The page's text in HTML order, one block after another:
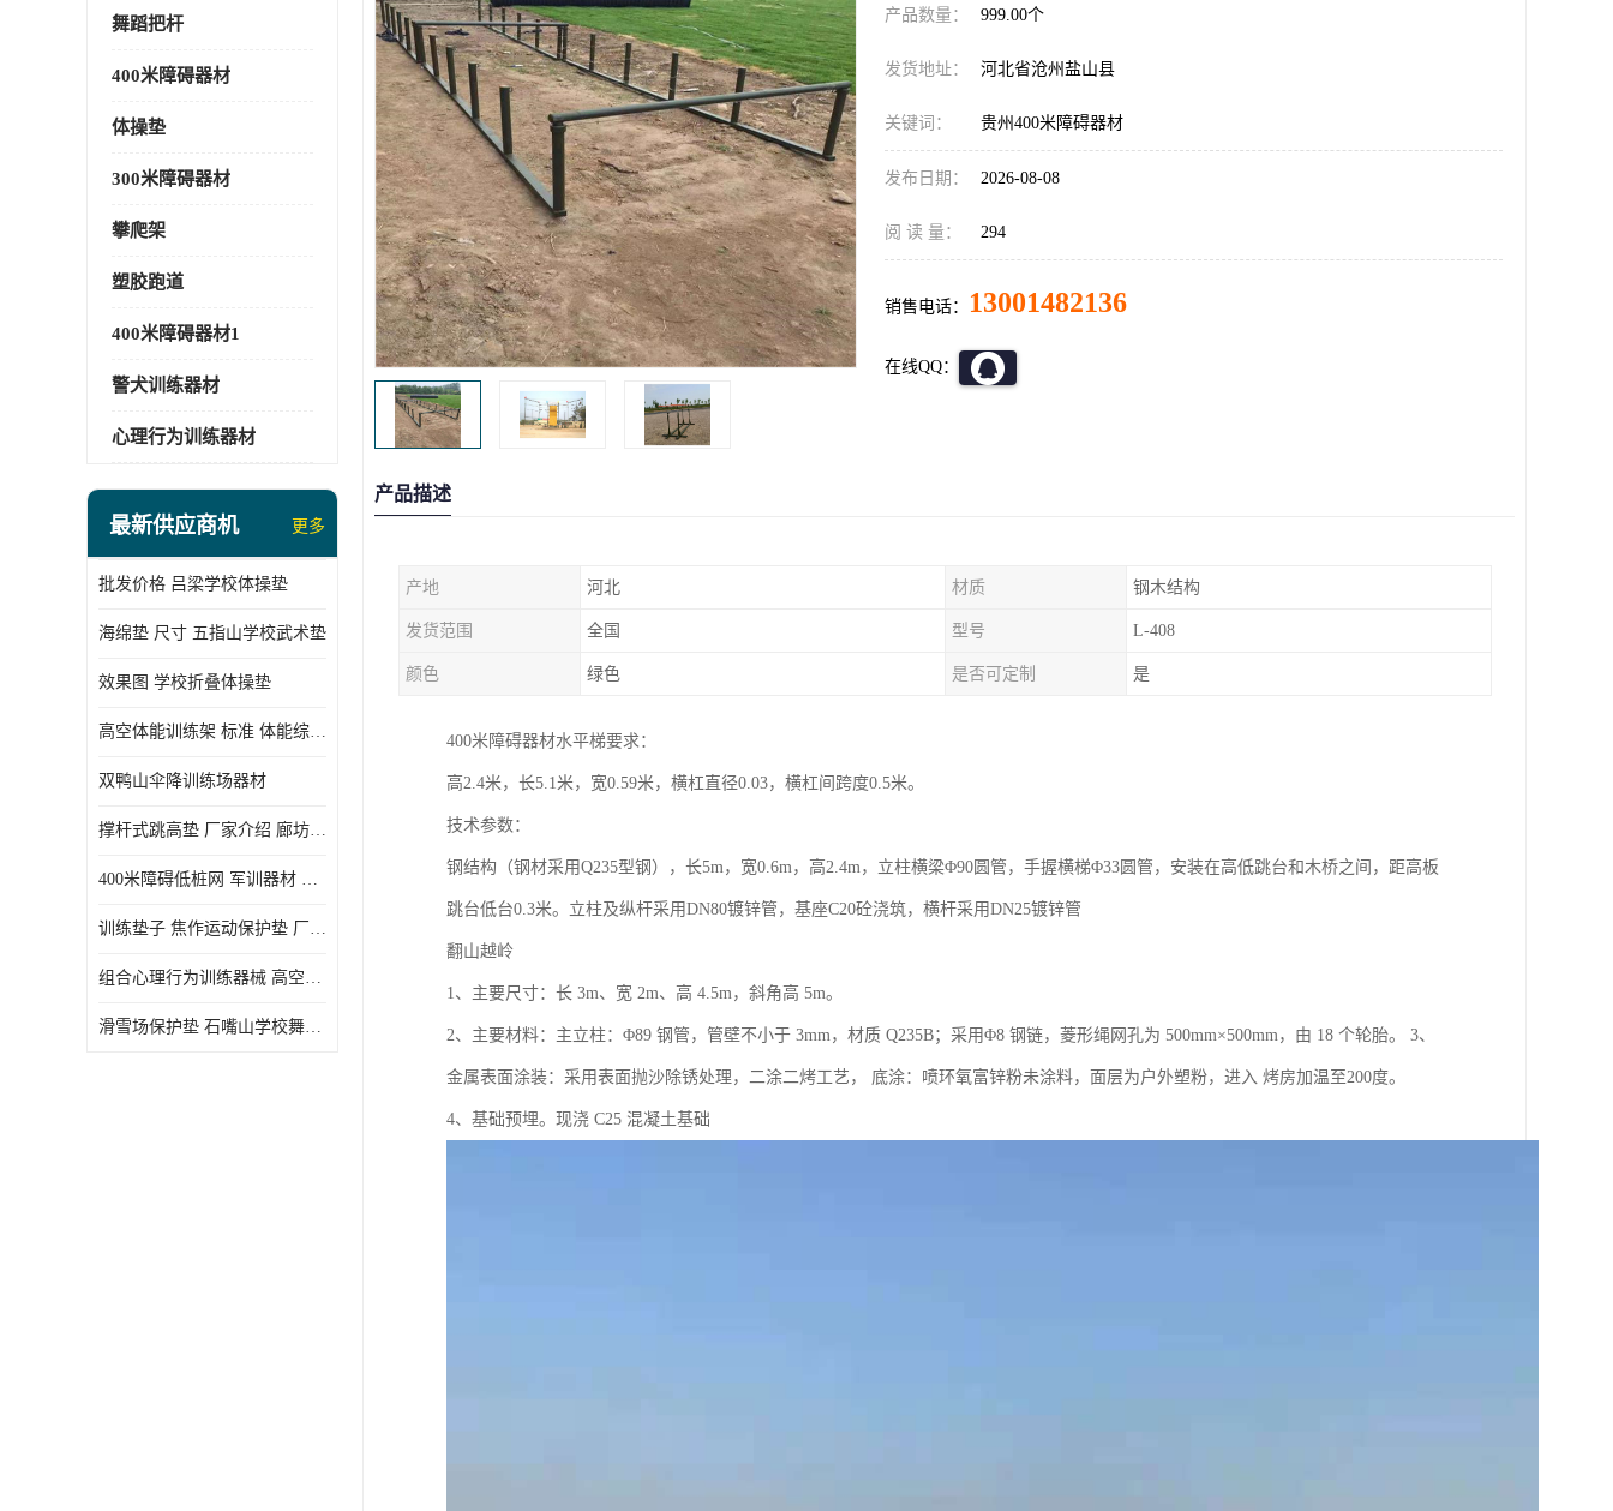
舞蹈把杆
400米障碍器材
体操垫
300米障碍器材
攀爬架
塑胶跑道
400米障碍器材1
警犬训练器材
心理行为训练器材
最新供应商机 更多
批发价格 吕梁学校体操垫
海绵垫 尺寸 五指山学校武术垫
效果图 学校折叠体操垫
高空体能训练架 标准 体能综合训练架
双鸭山伞降训练场器材
撑杆式跳高垫 厂家介绍 廊坊舞蹈室体操垫
400米障碍低桩网 军训器材 厂家实物图
训练垫子 焦作运动保护垫 厂家销售
组合心理行为训练器械 高空拓展训练架 守信厂家
滑雪场保护垫 石嘴山学校舞蹈垫
产品数量： 999.00个
发货地址： 河北省沧州盐山县
关键词： 贵州400米障碍器材
发布日期： 2026-08-08
阅 读 量： 294
销售电话： 13001482136
在线QQ：
产品描述
产地 河北 材质 钢木结构
发货范围 全国 型号 L-408
颜色 绿色 是否可定制 是
400米障碍器材水平梯要求：
高2.4米，长5.1米，宽0.59米，横杠直径0.03，横杠间跨度0.5米。
技术参数：
钢结构（钢材采用Q235型钢），长5m，宽0.6m，高2.4m，立柱横梁Φ90圆管，手握横梯Φ33圆管，安装在高低跳台和木桥之间，距高板
跳台低台0.3米。立柱及纵杆采用DN80镀锌管，基座C20砼浇筑，横杆采用DN25镀锌管
翻山越岭
1、主要尺寸：长 3m、宽 2m、高 4.5m，斜角高 5m。
2、主要材料：主立柱：Φ89 钢管，管壁不小于 3mm，材质 Q235B；采用Φ8 钢链，菱形绳网孔为 500mm×500mm，由 18 个轮胎。 3、
金属表面涂装：采用表面抛沙除锈处理，二涂二烤工艺， 底涂：喷环氧富锌粉未涂料，面层为户外塑粉，进入 烤房加温至200度。
4、基础预埋。现浇 C25 混凝土基础